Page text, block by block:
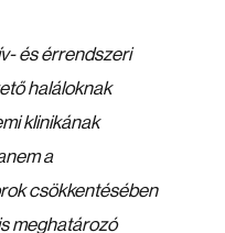
és érrendszeri
haláloknak
klinikának
a
csökkentésében
meghatározó